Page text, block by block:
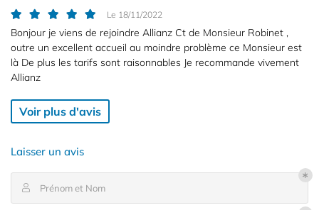
UNIM
professionnels
particuliers
– Santé – Prévoyance
Actualités
Une
Le 18/11/2022
Bonjour je viens de rejoindre Allianz Ct de Monsieur Robinet ,
outre un excellent accueil au moindre problème ce Monsieur est
là De plus les tarifs sont raisonnables Je recommande vivement
Allianz
Voir plus d'avis
Laisser un avis
 Prénom et Nom